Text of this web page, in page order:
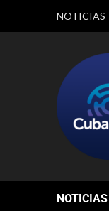
NOTICIAS
NOTICIAS